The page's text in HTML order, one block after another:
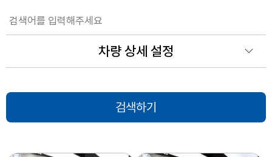
차량 상세 설정